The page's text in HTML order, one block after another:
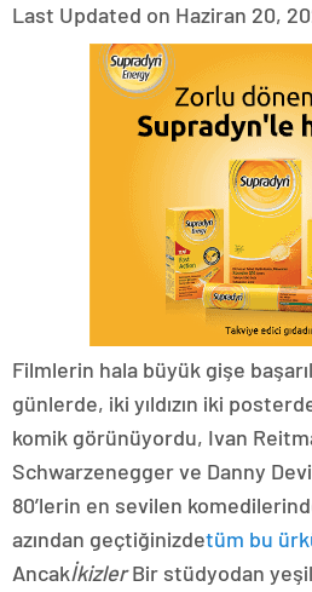
Last Updated on Haziran 20,
Filmlerin hala büyük gişe
günlerde, iki yıldızın iki
komik görünüyordu, Ivan
Schwarzenegger ve Danny
80’lerin en sevilen
azından geçtiğinizdetüm bu
AncakİkizlerBir stüdyodan yeşil